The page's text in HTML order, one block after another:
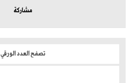
مشاركة
تصفح العدد الورقي